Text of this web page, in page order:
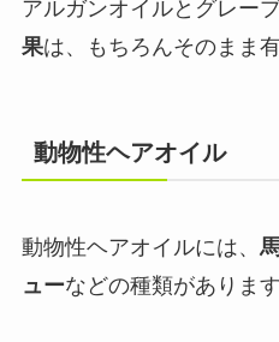
アルガンオイルとグレー
果は、もちろんそのまま有
動物性ヘアオイル
動物性ヘアオイルには、
ューなどの種類があります